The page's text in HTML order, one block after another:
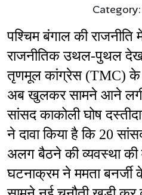
पश्चिम बंगाल की राजनीति
राजनीतिक उथल-पुथल
तृणमूल कांग्रेस (TMC) के
अब खुलकर सामने आने लगी
सांसद काकोली घोष
ने दावा किया है कि 20
अलग बैठने की व्यवस्था की
घटनाक्रम ने ममता बनर्जी